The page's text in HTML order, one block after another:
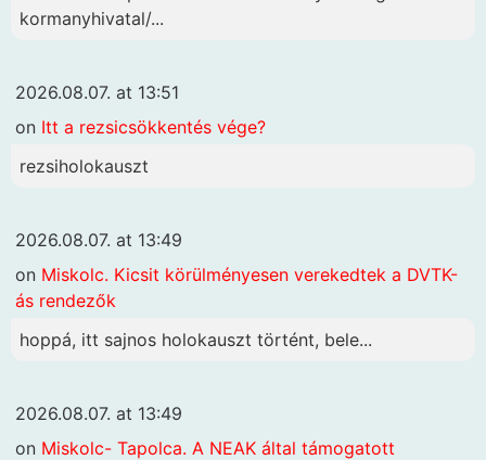
kormanyhivatal/...
2026.08.07. at 13:51
on Itt a rezsicsökkentés vége?
rezsiholokauszt
2026.08.07. at 13:49
on Miskolc. Kicsit körülményesen verekedtek a DVTK-
ás rendezők
hoppá, itt sajnos holokauszt történt, bele...
2026.08.07. at 13:49
on Miskolc- Tapolca. A NEAK által támogatott